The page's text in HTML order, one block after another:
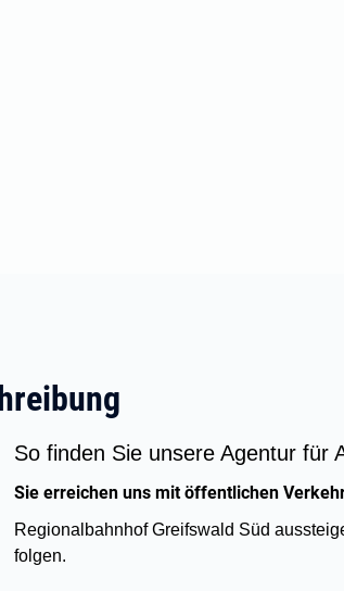
So finden Sie unsere Agentur für
Sie erreichen uns mit öffentlichen
Regionalbahnhof Greifswald Süd
folgen.